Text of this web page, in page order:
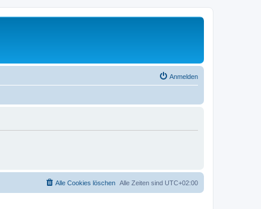
Anmelden
Alle Zeiten sind UTC+02:00
Alle Cookies löschen